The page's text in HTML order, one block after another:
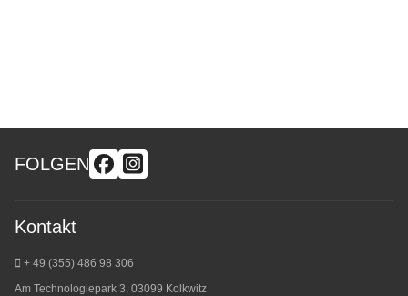
FOLGEN
Kontakt
+ 49 (355) 486 98 306
Am Technologiepark 3, 03099 Kolkwitz